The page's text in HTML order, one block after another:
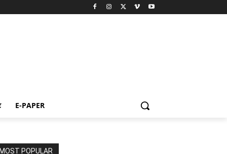
E-PAPER
MOST POPULAR